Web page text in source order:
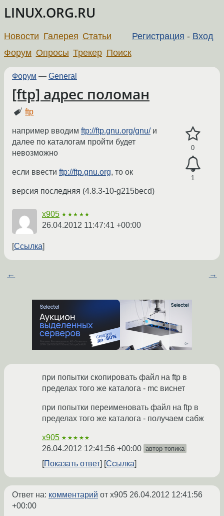
LINUX.ORG.RU
Регистрация - Вход
Новости Галерея Статьи
Форум Опросы Трекер Поиск
Форум — General
[ftp] адрес поломан
ftp
0
1
например вводим ftp://ftp.gnu.org/gnu/и
далее по каталогам пройти будет
невозможно
если ввести ftp://ftp.gnu.org, то ок
версия последняя (4.8.3-10-g215becd)
x905 ★★★★★
26.04.2012 11:47:41 +00:00
Ссылка
← →
при попытки скопировать файл на ftp в
пределах того же каталога - mc виснет
при попытки переименовать файл на ftp в
пределах того же каталога - получаем сабж
x905 ★★★★★
26.04.2012 12:41:56 +00:00 автор топика
Показать ответ Ссылка
Ответ на: комментарий от x905 26.04.2012 12:41:56
+00:00